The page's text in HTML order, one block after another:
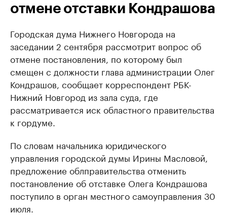
отмене отставки Кондрашова
Городская дума Нижнего Новгорода на
заседании 2 сентября рассмотрит вопрос об
отмене постановления, по которому был
смещен с должности глава администрации Олег
Кондрашов, сообщает корреспондент РБК-
Нижний Новгород из зала суда, где
рассматривается иск областного правительства
к гордуме.
По словам начальника юридического
управления городской думы Ирины Масловой,
предложение облправительства отменить
постановление об отставке Олега Кондрашова
поступило в орган местного самоуправления 30
июля.